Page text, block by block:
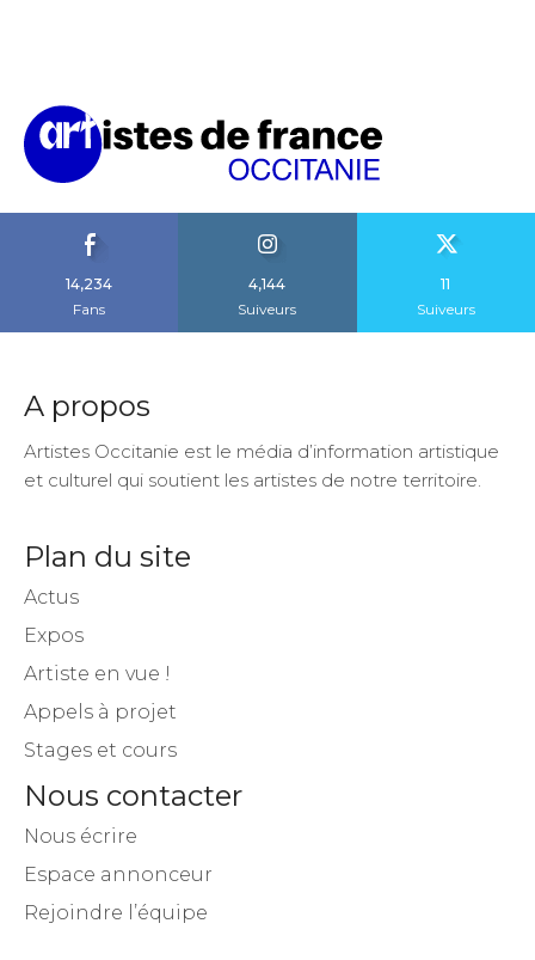
14,234
4,144
11
A propos
Plan du site
Actus
Artiste en vue !
Appels à projet
Stages et cours
Nous contacter
Nous écrire
Espace annonceur